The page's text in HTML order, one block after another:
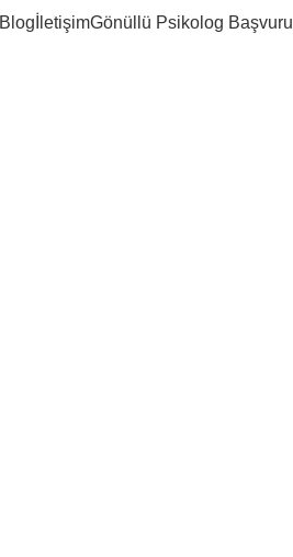
Blog İletişimGönüllü Psikolog Başvuru